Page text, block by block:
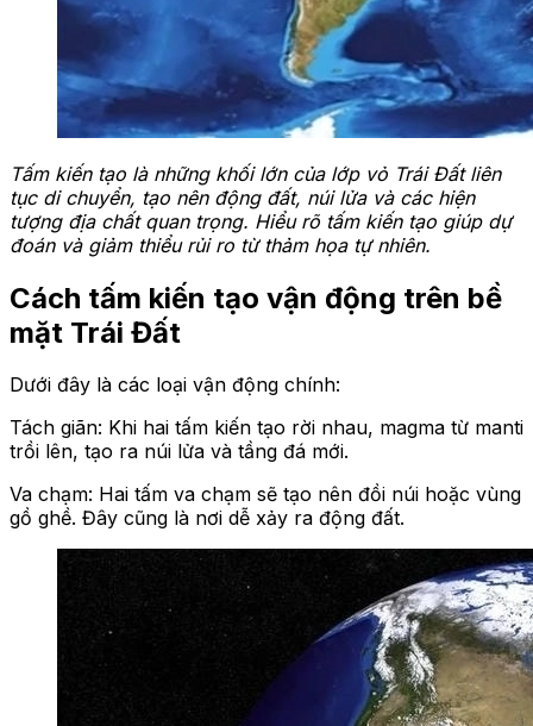
Tấm kiến tạo là những khối lớn của lớp vỏ Trái Đất liên
tục di chuyển, tạo nên động đất, núi lửa và các hiện
tượng địa chất quan trọng. Hiểu rõ tấm kiến tạo giúp dự
đoán và giảm thiểu rủi ro từ thảm họa tự nhiên.
Cách tấm kiến tạo vận động trên bề
mặt Trái Đất
Dưới đây là các loại vận động chính:
Tách giãn: Khi hai tấm kiến tạo rời nhau, magma từ manti
trồi lên, tạo ra núi lửa và tầng đá mới.
Va chạm: Hai tấm va chạm sẽ tạo nên đồi núi hoặc vùng
gồ ghề. Đây cũng là nơi dễ xảy ra động đất.